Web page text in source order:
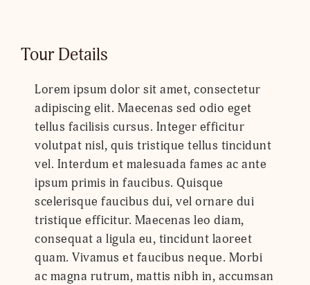
Tour Details
Lorem ipsum dolor sit amet, consectetur
adipiscing elit. Maecenas sed odio eget
tellus facilisis cursus. Integer efficitur
volutpat nisl, quis tristique tellus tincidunt
vel. Interdum et malesuada fames ac ante
ipsum primis in faucibus. Quisque
scelerisque faucibus dui, vel ornare dui
tristique efficitur. Maecenas leo diam,
consequat a ligula eu, tincidunt laoreet
quam. Vivamus et faucibus neque. Morbi
ac magna rutrum, mattis nibh in, accumsan